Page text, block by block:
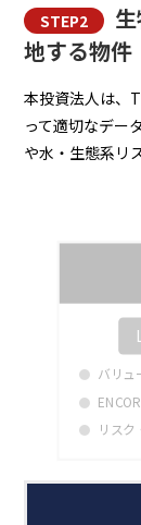
STEP2
地する物件
本投資法人は、
って適切なデー
や水・生態系リ
バリュ
リス